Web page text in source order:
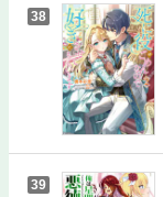
38
39